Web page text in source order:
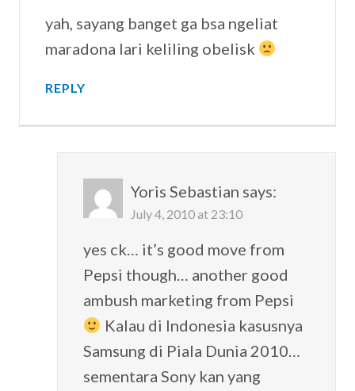
yah, sayang banget ga bsa ngeliat
maradona lari keliling obelisk
REPLY
Yoris Sebastian says:
July 4, 2010 at 23:10
yes ck… it’s good move from
Pepsi though… another good
ambush marketing from Pepsi
Kalau di Indonesia kasusnya
Samsung di Piala Dunia 2010…
sementara Sony kan yang